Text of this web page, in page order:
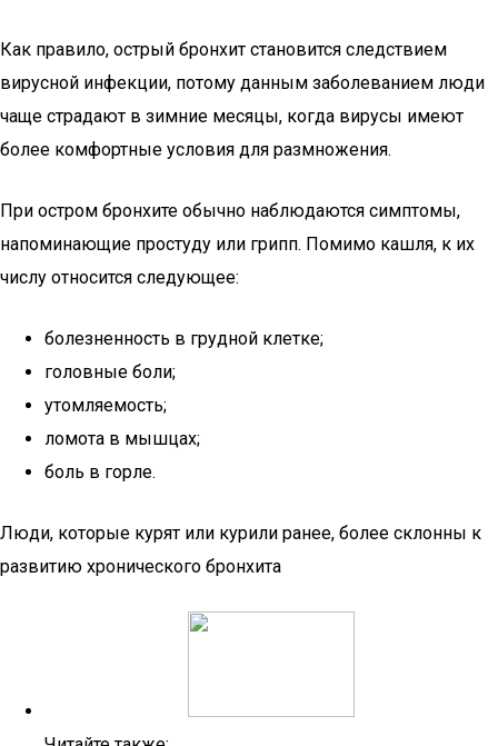
Как правило, острый бронхит становится следствием
вирусной инфекции, потому данным заболеванием люди
чаще страдают в зимние месяцы, когда вирусы имеют
более комфортные условия для размножения.
При остром бронхите обычно наблюдаются симптомы,
напоминающие простуду или грипп. Помимо кашля, к их
числу относится следующее:
болезненность в грудной клетке;
головные боли;
утомляемость;
ломота в мышцах;
боль в горле.
Люди, которые курят или курили ранее, более склонны к
развитию хронического бронхита